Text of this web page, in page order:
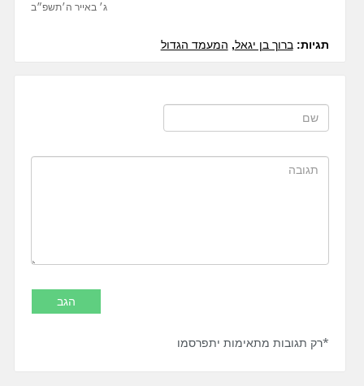
ג׳ באייר ה׳תשפ״ב
תגיות:ברוך בן יגאל, המעמד הגדול
*רק תגובות מתאימות יתפרסמו